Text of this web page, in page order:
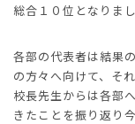
総合１０位となりまし
各部の代表者は結果
の方々へ向けて、そ
校長先生からは各部
きたことを振り返り